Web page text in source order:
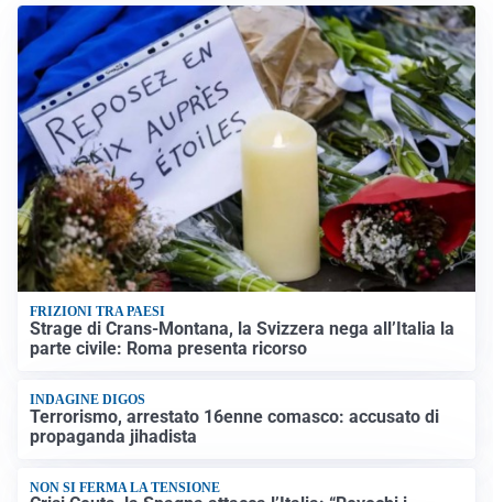
FRIZIONI TRA PAESI
Strage di Crans-Montana, la Svizzera nega all’Italia la
parte civile: Roma presenta ricorso
INDAGINE DIGOS
Terrorismo, arrestato 16enne comasco: accusato di
propaganda jihadista
NON SI FERMA LA TENSIONE